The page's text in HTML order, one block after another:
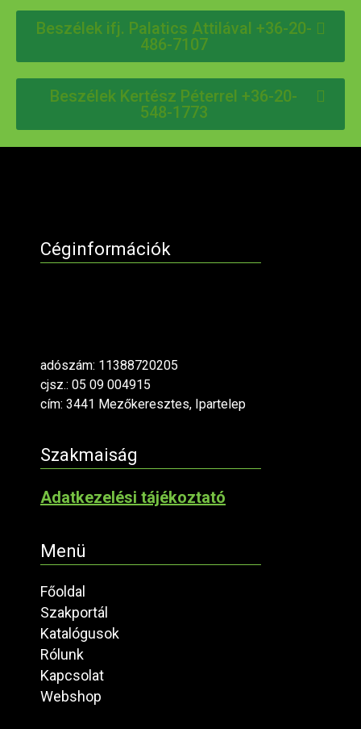
Beszélek ifj. Palatics Attilával +36-20-
486-7107
Beszélek Kertész Péterrel +36-20-
548-1773
Céginformációk
adószám: 11388720205
cjsz.: 05 09 004915
cím: 3441 Mezőkeresztes, Ipartelep
Szakmaiság
Adatkezelési tájékoztató
Menü
Főoldal
Szakportál
Katalógusok
Rólunk
Kapcsolat
Webshop